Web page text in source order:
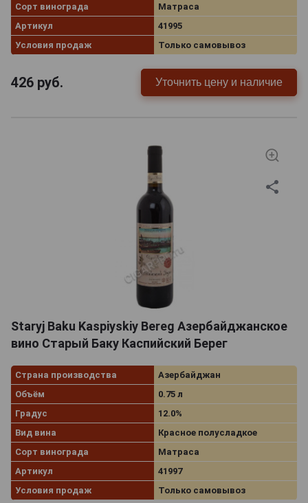
Сорт винограда
Матраса
Артикул
41995
Условия продаж
Только самовывоз
426 руб. Уточнить цену и наличие
Staryj Baku Kaspiyskiy Bereg Азербайджанское
вино Старый Баку Каспийский Берег
Страна производства
Азербайджан
Объём
0.75 л
Градус
12.0%
Вид вина
Красное полусладкое
Сорт винограда
Матраса
Артикул
41997
Условия продаж
Только самовывоз